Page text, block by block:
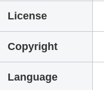
License
Copyright
Language